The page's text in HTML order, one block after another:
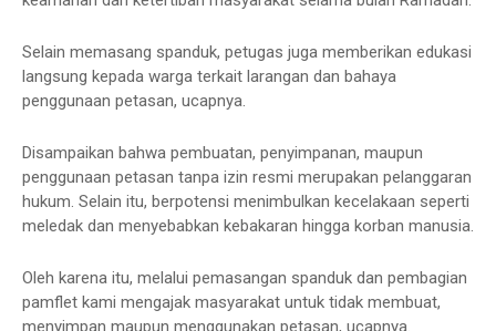
Selain memasang spanduk, petugas juga memberikan edukasi
langsung kepada warga terkait larangan dan bahaya
penggunaan petasan, ucapnya.
Disampaikan bahwa pembuatan, penyimpanan, maupun
penggunaan petasan tanpa izin resmi merupakan pelanggaran
hukum. Selain itu, berpotensi menimbulkan kecelakaan seperti
meledak dan menyebabkan kebakaran hingga korban manusia.
Oleh karena itu, melalui pemasangan spanduk dan pembagian
pamflet kami mengajak masyarakat untuk tidak membuat,
menyimpan maupun menggunakan petasan, ucapnya.